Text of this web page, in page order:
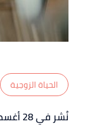
الحياة الزوجية
نُشر في 28 أغسطس 2023